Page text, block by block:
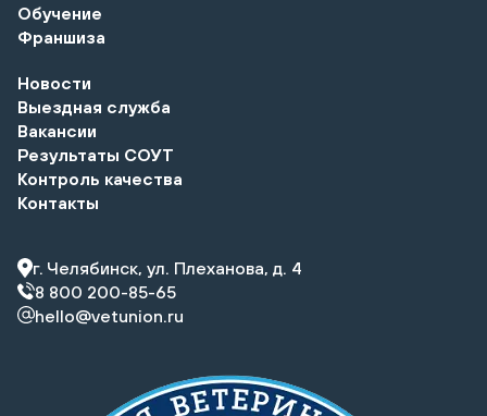
Обучение
Франшиза
Новости
Выездная служба
Вакансии
Результаты СОУТ
Контроль качества
Контакты
г. Челябинск, ул. Плеханова, д. 4
8 800 200-85-65
hello@vetunion.ru